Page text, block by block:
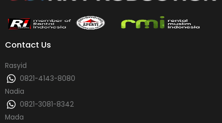
Contact Us
Rasyid
0821-4143-8080
Nadia
0821-3081-8342
Mada